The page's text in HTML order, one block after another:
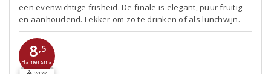
een evenwichtige frisheid. De finale is elegant, puur fruitig
en aanhoudend. Lekker om zo te drinken of als lunchwijn.
8,5
Hamersma